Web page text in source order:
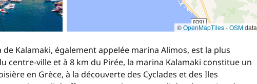
©OpenMapTiles-OSMdata
de Kalamaki, également appelée marina Alimos, est la plus
centre-ville et à 8 km du Pirée, la marina Kalamaki constitue un
en Grèce, à la découverte des Cyclades et des Iles